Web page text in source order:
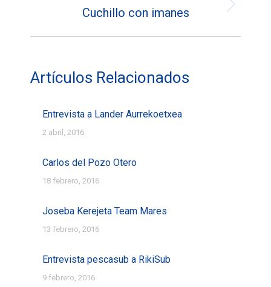
Entrada
Cuchillo con imanes
Artículos Relacionados
Entrevista a Lander Aurrekoetxea
2 abril, 2016
Carlos del Pozo Otero
18 febrero, 2016
Joseba Kerejeta Team Mares
13 febrero, 2016
Entrevista pescasub a RikiSub
9 febrero, 2016